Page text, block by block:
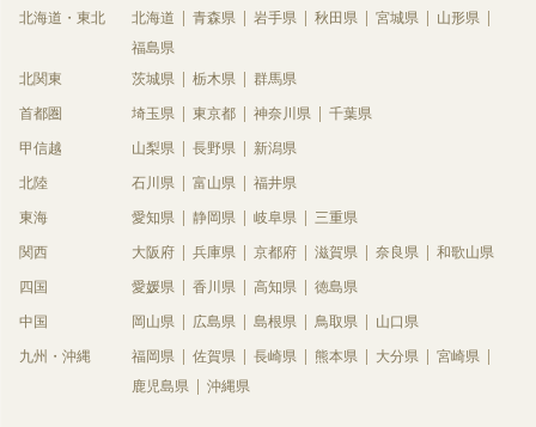
北海道・東北 北海道 青森県 岩手県 秋田県 宮城県
山形県
福島県
北関東
茨城県 栃木県 群馬県
首都圏 埼玉県 東京都 神奈川県 千葉県
甲信越 山梨県 長野県 新潟県
北陸 石川県 富山県 福井県
東海 愛知県 静岡県 岐阜県 三重県
関西 大阪府 兵庫県 京都府 滋賀県 奈良県 和歌山県
四国 愛媛県 香川県 高知県 徳島県
中国 岡山県 広島県 島根県 鳥取県 山口県
九州・沖縄 福岡県 佐賀県 長崎県 熊本県 大分県
宮崎県
鹿児島県
沖縄県